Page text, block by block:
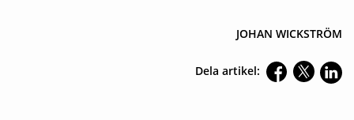
JOHAN WICKSTRÖM
Dela artikel: